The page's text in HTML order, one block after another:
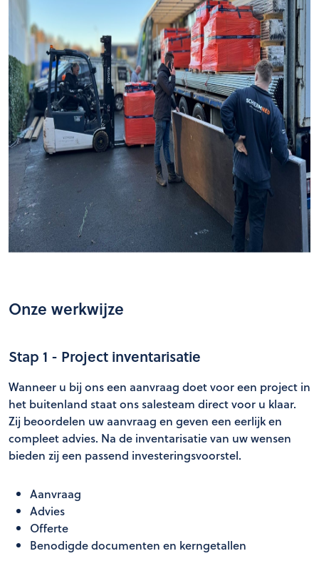
Onze werkwijze
Stap 1 - Project inventarisatie
Wanneer u bij ons een aanvraag doet voor een project in
het buitenland staat ons salesteam direct voor u klaar.
Zij beoordelen uw aanvraag en geven een eerlijk en
compleet advies. Na de inventarisatie van uw wensen
bieden zij een passend investeringsvoorstel.
Aanvraag
Advies
Offerte
Benodigde documenten en kerngetallen